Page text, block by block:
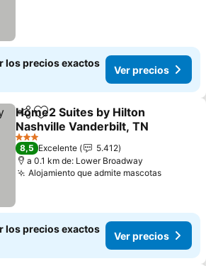
los precios exactos
Ver precios
CompartirAgregar a favoritos
Home2 Suites by Hilton
Nashville Vanderbilt, TN
3 Estrellas
8,5 Excelente
5.412
a 0.1 km de: Lower Broadway
Alojamiento que admite mascotas
los precios exactos
Ver precios